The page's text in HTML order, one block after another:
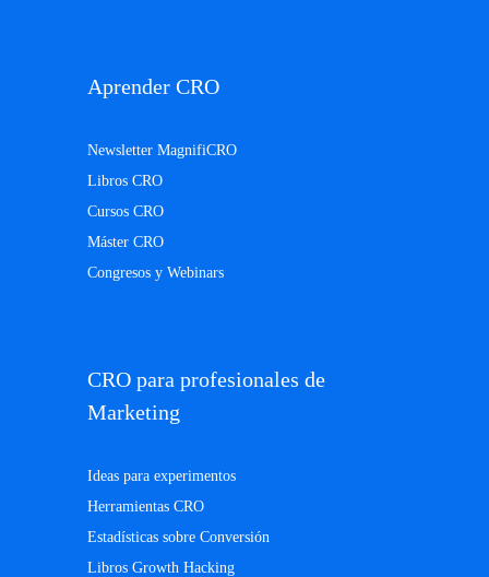
Aprender CRO
Newsletter MagnifiCRO
Libros CRO
Cursos CRO
Máster CRO
Congresos y Webinars
CRO para profesionales de
Marketing
Ideas para experimentos
Herramientas CRO
Estadísticas sobre Conversión
Libros Growth Hacking